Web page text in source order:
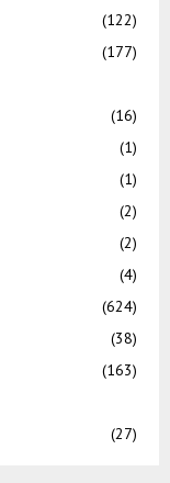
(122)
(177)
(16)
(1)
(1)
(2)
(2)
(4)
(624)
(38)
(163)
(27)